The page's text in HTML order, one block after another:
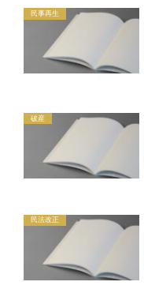
民事再生
破産
民法改正